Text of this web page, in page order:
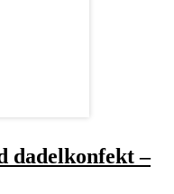
dadelkonfekt –